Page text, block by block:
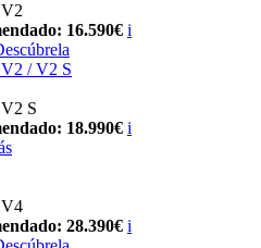
16.590€ i
/ V2 S
S
18.990€ i
V4
28.390€ i